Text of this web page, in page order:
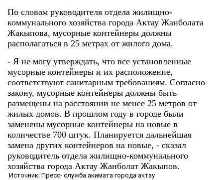
По словам руководителя отдела жилищно-
коммунального хозяйства города Актау Жанболата
Жакыпова, мусорные контейнеры должны
располагаться в 25 метрах от жилого дома.
- Я не могу утверждать, что все установленные
мусорные контейнеры и их расположение,
соответствуют санитарным требованиям. Согласно
закону, мусорные контейнеры должны быть
размещены на расстоянии не менее 25 метров от
жилых домов. В прошлом году в городе были
заменены мусорные контейнеры на новые в
количестве 700 штук. Планируется дальнейшая
замена других контейнеров на новые, - сказал
руководитель отдела жилищно-коммунального
хозяйства города Актау Жанболат Жакыпов.
Источник: Пресс- служба акимата города актау